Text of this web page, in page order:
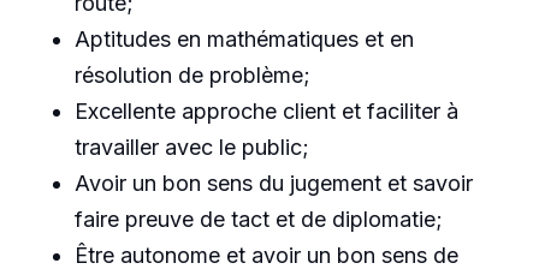
Aptitudes en mathématiques et en
résolution de problème;
Excellente approche client et faciliter à
travailler avec le public;
Avoir un bon sens du jugement et savoir
faire preuve de tact et de diplomatie;
Être autonome et avoir un bon sens de